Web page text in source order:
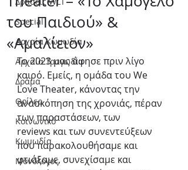
Special
Αρχαία Κωμωδία
Αρχαία Τραγωδία
Δράμα
Θρίλερ
Κοινωνικό
Κωμωδία
Μονόλογος
του Παιδιού» &
«Αμαλίειον»
Το 2023 μας άφησε πριν λίγο
καιρό. Εμείς, η ομάδα του We
Love Theater, κάνοντας την
ανασκόπηση της χρονιάς, πέραν
των παραστάσεων, των
reviews και των συνεντεύξεων
που παρακολουθήσαμε και
φτιάξαμε, συνεχίσαμε και